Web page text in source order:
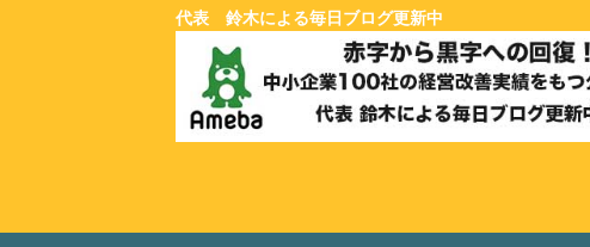
代表 鈴木による毎日ブログ更新中